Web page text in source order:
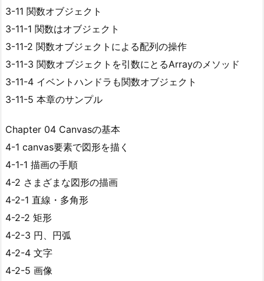
3-11 関数オブジェクト
3-11-1 関数はオブジェクト
3-11-2 関数オブジェクトによる配列の操作
3-11-3 関数オブジェクトを引数にとるArrayのメソッド
3-11-4 イベントハンドラも関数オブジェクト
3-11-5 本章のサンプル
Chapter 04 Canvasの基本
4-1 canvas要素で図形を描く
4-1-1 描画の手順
4-2 さまざまな図形の描画
4-2-1 直線・多角形
4-2-2 矩形
4-2-3 円、円弧
4-2-4 文字
4-2-5 画像